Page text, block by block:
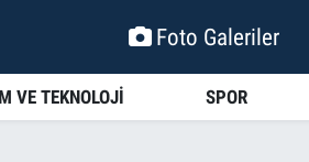
Foto Galeriler
VE TEKNOLOJİ SPOR